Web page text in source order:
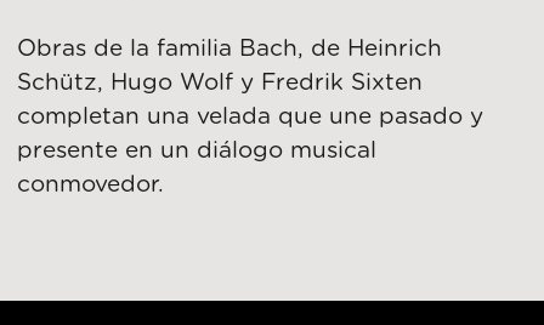
Obras de la familia Bach, de Heinrich
Schütz, Hugo Wolf y Fredrik Sixten
completan una velada que une pasado y
presente en un diálogo musical
conmovedor.